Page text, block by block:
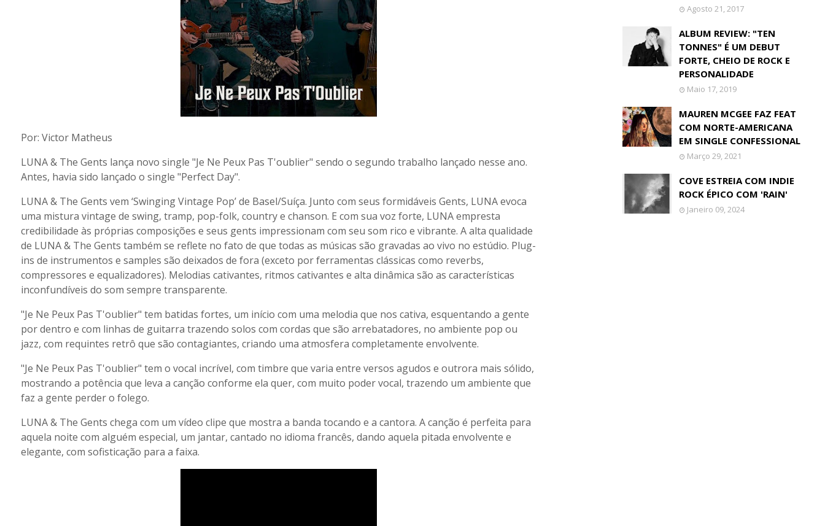
Por: Victor Matheus
LUNA & The Gents lança novo single "Je Ne Peux Pas T'oublier" sendo o segundo trabalho lançado nesse ano.
Antes, havia sido lançado o single "Perfect Day".
LUNA & The Gents vem ‘Swinging Vintage Pop’ de Basel/Suíça. Junto com seus formidáveis ​​Gents, LUNA evoca
uma mistura vintage de swing, tramp, pop-folk, country e chanson. E com sua voz forte, LUNA empresta
credibilidade às próprias composições e seus gents impressionam com seu som rico e vibrante. A alta qualidade
de LUNA & The Gents também se reflete no fato de que todas as músicas são gravadas ao vivo no estúdio. Plug-
ins de instrumentos e samples são deixados de fora (exceto por ferramentas clássicas como reverbs,
compressores e equalizadores). Melodias cativantes, ritmos cativantes e alta dinâmica são as características
inconfundíveis do som sempre transparente.
"Je Ne Peux Pas T'oublier" tem batidas fortes, um início com uma melodia que nos cativa, esquentando a gente
por dentro e com linhas de guitarra trazendo solos com cordas que são arrebatadores, no ambiente pop ou
jazz, com requintes retrô que são contagiantes, criando uma atmosfera completamente envolvente.
"Je Ne Peux Pas T'oublier" tem o vocal incrível, com timbre que varia entre versos agudos e outrora mais sólido,
mostrando a potência que leva a canção conforme ela quer, com muito poder vocal, trazendo um ambiente que
faz a gente perder o folego.
LUNA & The Gents chega com um vídeo clipe que mostra a banda tocando e a cantora. A canção é perfeita para
aquela noite com alguém especial, um jantar, cantado no idioma francês, dando aquela pitada envolvente e
elegante, com sofisticação para a faixa.
Agosto 21, 2017
ALBUM REVIEW: "TEN
TONNES" É UM DEBUT
FORTE, CHEIO DE ROCK E
PERSONALIDADE
Maio 17, 2019
MAUREN MCGEE FAZ FEAT
COM NORTE-AMERICANA
EM SINGLE CONFESSIONAL
Março 29, 2021
COVE ESTREIA COM INDIE
ROCK ÉPICO COM 'RAIN'
Janeiro 09, 2024